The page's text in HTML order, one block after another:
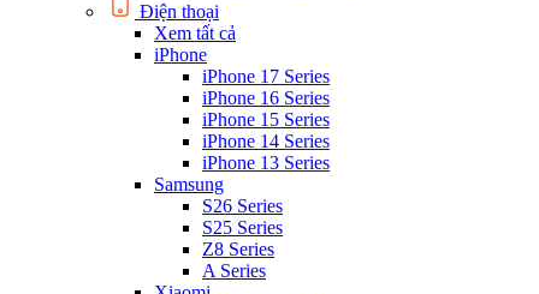
Điện thoại
Xem tất cả
iPhone
iPhone 17 Series
iPhone 16 Series
iPhone 15 Series
iPhone 14 Series
iPhone 13 Series
Samsung
S26 Series
S25 Series
Z8 Series
A Series